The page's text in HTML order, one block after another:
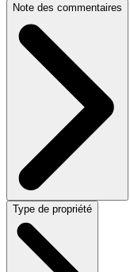
Note des commentaires
Type de propriété